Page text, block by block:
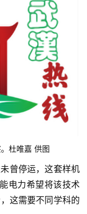
杜唯嘉 供图
曾停运，这套样机
电力希望将该技术
这需要不同学科的